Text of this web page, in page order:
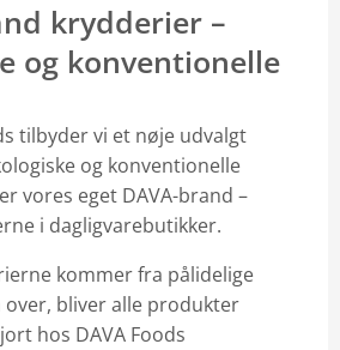
krydderier –
og konventionelle
tilbyder vi et nøje udvalgt
og konventionelle
vores eget DAVA-brand –
i dagligvarebutikker.
kommer fra pålidelige
over, bliver alle produkter
hos DAVA Foods